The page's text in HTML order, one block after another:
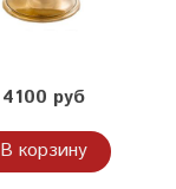
4100 руб
В корзину